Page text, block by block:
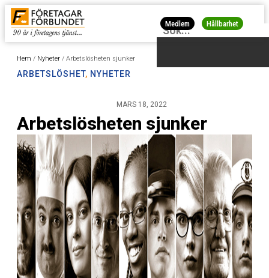
Medlem Hållbarhet
Hem / Nyheter / Arbetslösheten sjunker
ARBETSLÖSHET, NYHETER
MARS 18, 2022
Arbetslösheten sjunker